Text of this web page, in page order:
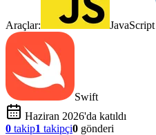
Araçlar: JavaScript
Swift
Haziran 2026'da katıldı
0 takip1 takipçi0 gönderi